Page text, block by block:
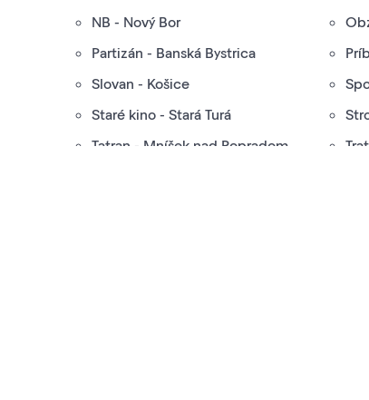
NB - Nový Bor
Partizán - Banská Bystrica
Slovan - Košice
Staré kino - Stará Turá
Tatran - Mníšek nad Popradom